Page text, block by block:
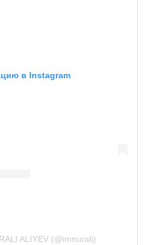
в Instagram
ALIYEV (@imnurali)